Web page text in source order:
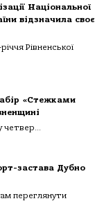
Національної
відзначила своє
Рівненської
«Стежками
четвер...
застава Дубно
переглянути